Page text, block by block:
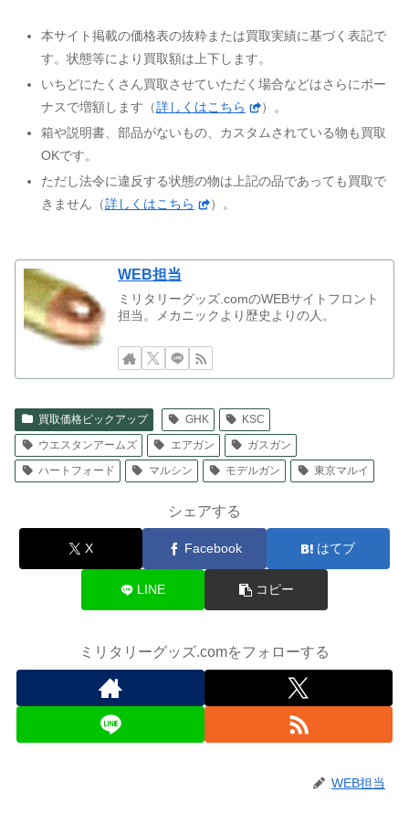
本サイト掲載の価格表の抜粋または買取実績に基づく表記で
す。状態等により買取額は上下します。
いちどにたくさん買取させていただく場合などはさらにボー
ナスで増額します（詳しくはこちら
）。
箱や説明書、部品がないもの、カスタムされている物も買取
OKです。
ただし法令に違反する状態の物は上記の品であっても買取で
きません（詳しくはこちら ）。
WEB担当
ミリタリーグッズ.comのWEBサイトフロント
担当。メカニックより歴史よりの人。
買取価格ピックアップ GHK
KSC
ウエスタンアームズ
エアガン
ガスガン
ハートフォード
マルシン モデルガン 東京マルイ
シェアする
X Facebook はてブ
LINE コピー
ミリタリーグッズ.comをフォローする
WEB担当